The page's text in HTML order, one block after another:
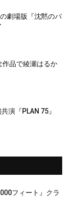
劇場版『沈黙のパ
作品で綾瀬はるか
演『PLAN 75』
フィート』クラ